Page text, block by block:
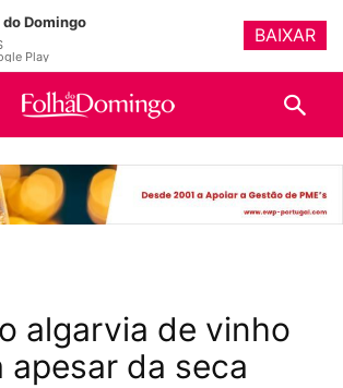
algarvia de vinho
apesar da seca
do Domingo
Play
BAIXAR